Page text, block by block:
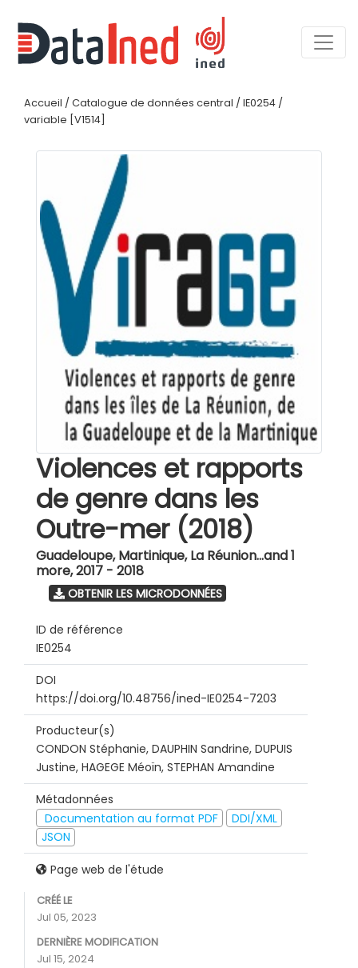
Accueil / Catalogue de données central / IE0254 /
variable [V1514]
Violences et rapports
de genre dans les
Outre-mer (2018)
Guadeloupe, Martinique, La Réunion...and 1
more,2017 - 2018
OBTENIR LES MICRODONNÉES
ID de référence
IE0254
DOI
https://doi.org/10.48756/ined-IE0254-7203
Producteur(s)
CONDON Stéphanie, DAUPHIN Sandrine, DUPUIS
Justine, HAGEGE Méoïn, STEPHAN Amandine
Métadonnées
Documentation au format PDF
DDI/XML
JSON
Page web de l'étude
CRÉÉ LE
Jul 05, 2023
DERNIÈRE MODIFICATION
Jul 15, 2024